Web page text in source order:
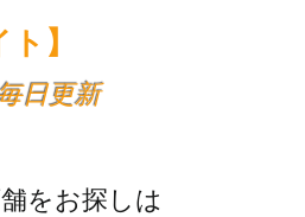
】
日更新
をお探しは